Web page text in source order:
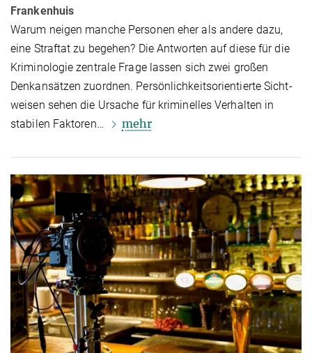
Frankenhuis
Warum neigen manche Personen eher als andere dazu,
eine Straftat zu be­ge­hen? Die Antworten auf diese für die
Kriminologie zentrale Frage lassen sich zwei großen
Denkansätzen zuordnen. Persönlichkeitsorientierte Sicht­
wei­sen sehen die Ursache für kriminelles Verhalten in
stabilen Faktoren…
mehr